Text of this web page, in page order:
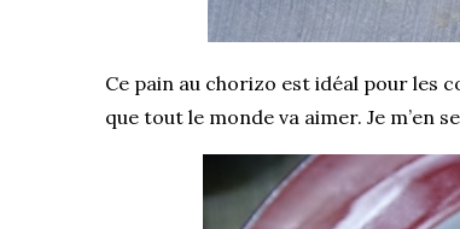
Ce pain au chorizo est idéal pour les
que tout le monde va aimer. Je m’en